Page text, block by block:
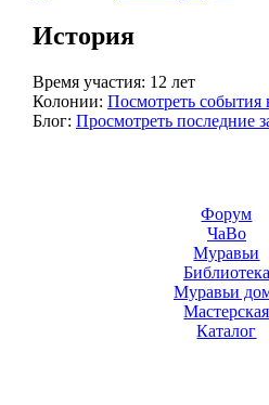
История
Время участия: 12 лет
Колонии: Посмотреть события
Блог: Просмотреть последние
Форум
ЧаВо
Муравьи
Библиотека
Муравьи
Мастерская
Каталог